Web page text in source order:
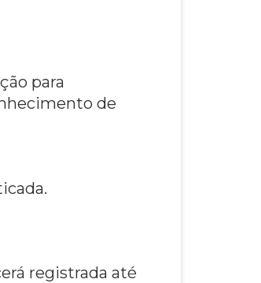
para
de
registrada até